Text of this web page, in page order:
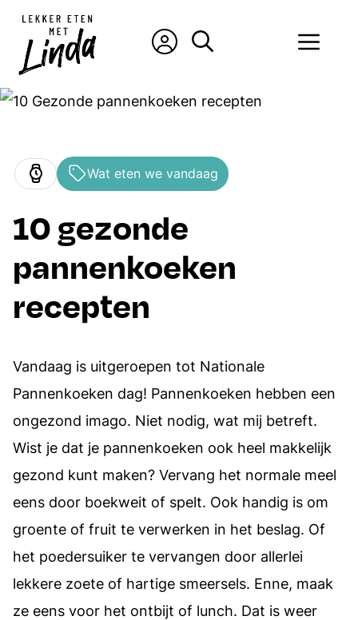
naar
inhoud
Wat eten we vandaag
10 gezonde
pannenkoeken
recepten
Vandaag is uitgeroepen tot Nationale
Pannenkoeken dag! Pannenkoeken hebben een
ongezond imago. Niet nodig, wat mij betreft.
Wist je dat je pannenkoeken ook heel makkelijk
gezond kunt maken? Vervang het normale meel
eens door boekweit of spelt. Ook handig is om
groente of fruit te verwerken in het beslag. Of
het poedersuiker te vervangen door allerlei
lekkere zoete of hartige smeersels. Enne, maak
ze eens voor het ontbijt of lunch. Dat is weer